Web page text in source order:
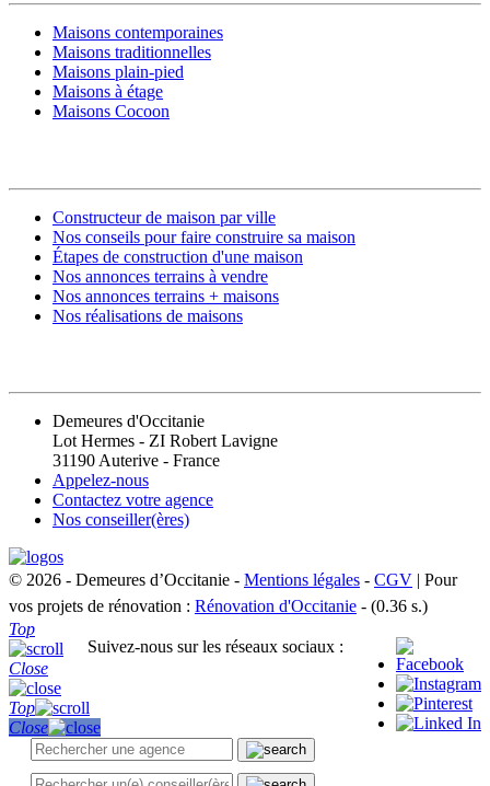
Maisons contemporaines
Maisons traditionnelles
Maisons plain-pied
Maisons à étage
Maisons Cocoon
Constructeur de maison par ville
Nos conseils pour faire construire sa maison
Étapes de construction d'une maison
Nos annonces terrains à vendre
Nos annonces terrains + maisons
Nos réalisations de maisons
Demeures d'Occitanie
Lot Hermes - ZI Robert Lavigne
31190 Auterive - France
Appelez-nous
Contactez votre agence
Nos conseiller(ères)
© 2026 - Demeures d’Occitanie - Mentions légales - CGV | Pour
vos projets de rénovation : Rénovation d'Occitanie - (0.36 s.)
Suivez-nous sur les réseaux sociaux :
Top
Close
Top
Close